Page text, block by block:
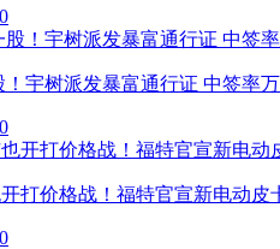
0
！宇树派发暴富通行证 中签率
0
打价格战！福特官宣新电动皮
0